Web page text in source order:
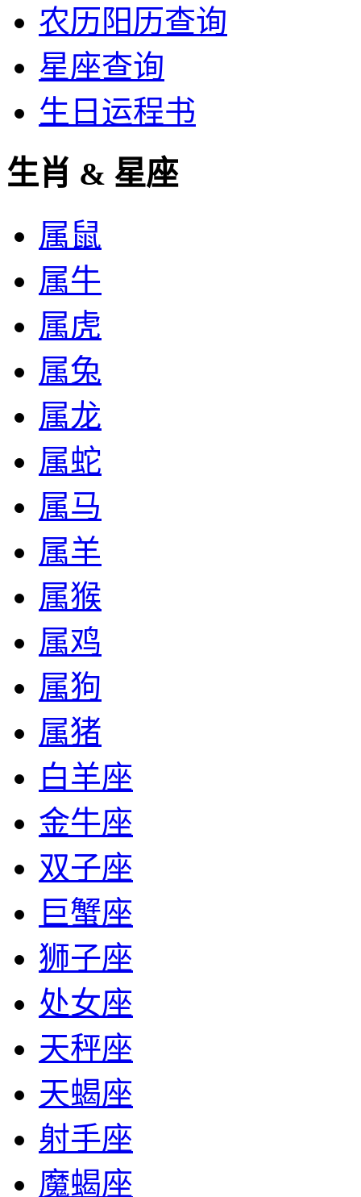
农历阳历查询
星座查询
生日运程书
生肖 & 星座
属鼠
属牛
属虎
属兔
属龙
属蛇
属马
属羊
属猴
属鸡
属狗
属猪
白羊座
金牛座
双子座
巨蟹座
狮子座
处女座
天秤座
天蝎座
射手座
魔蝎座